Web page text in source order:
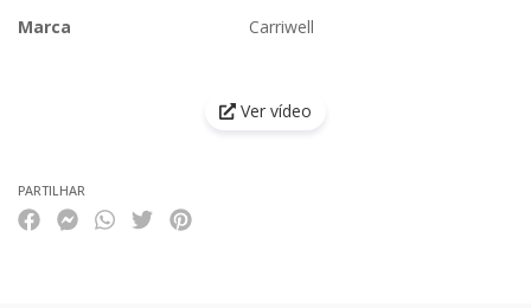
Marca
Carriwell
Ver vídeo
PARTILHAR